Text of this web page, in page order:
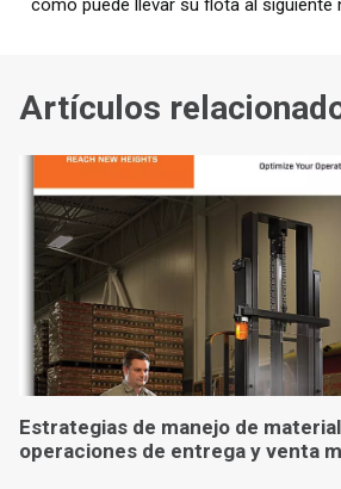
cómo puede llevar su flota al siguiente
Artículos
Estrategias de manejo de
operaciones de entrega y venta